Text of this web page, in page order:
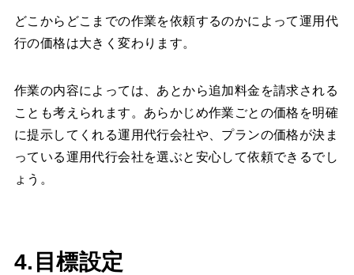
どこからどこまでの作業を依頼するのかによって運用代
行の価格は大きく変わります。
作業の内容によっては、あとから追加料金を請求される
ことも考えられます。あらかじめ作業ごとの価格を明確
に提示してくれる運用代行会社や、プランの価格が決ま
っている運用代行会社を選ぶと安心して依頼できるでし
ょう。
4.目標設定